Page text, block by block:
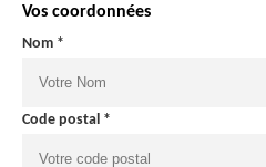
Vos coordonnées
Nom *
Code postal *